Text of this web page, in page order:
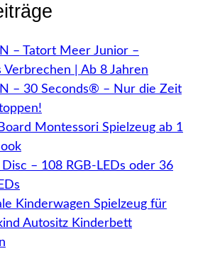
– Tatort Meer Junior –
Verbrechen | Ab 8 Jahren
– 30 Seconds® – Nur die Zeit
Montessori Spielzeug ab 1
Disc – 108 RGB-LEDs oder 36
Kinderwagen Spielzeug für
Autositz Kinderbett